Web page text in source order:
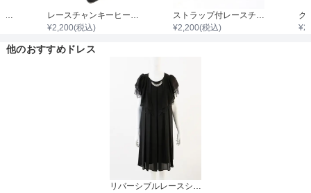
ストラップ付シャイニーサテンハイヒール
レースチャンキーヒールブーツ
¥2,200(税込)
ストラップ付レースチャンキーヒール
¥2,200(税込) ¥
他のおすすめドレス
リバーシブルレースシフォンボレロ